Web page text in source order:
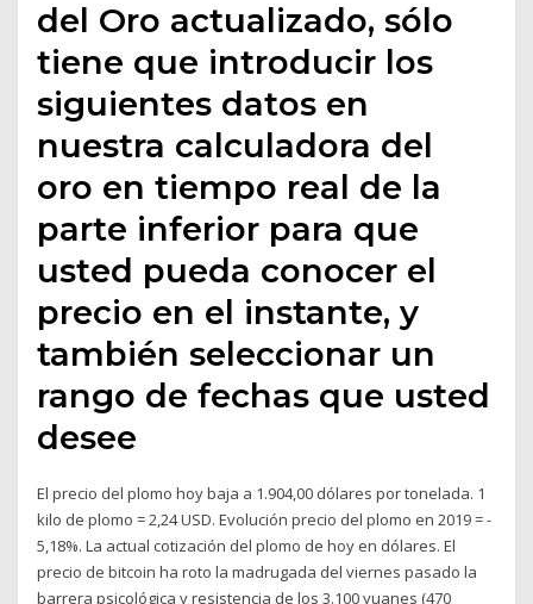
del Oro actualizado, sólo
tiene que introducir los
siguientes datos en
nuestra calculadora del
oro en tiempo real de la
parte inferior para que
usted pueda conocer el
precio en el instante, y
también seleccionar un
rango de fechas que usted
desee
El precio del plomo hoy baja a 1.904,00 dólares por tonelada. 1
kilo de plomo = 2,24 USD. Evolución precio del plomo en 2019 = -
5,18%. La actual cotización del plomo de hoy en dólares. El
precio de bitcoin ha roto la madrugada del viernes pasado la
barrera psicológica y resistencia de los 3.100 yuanes (470